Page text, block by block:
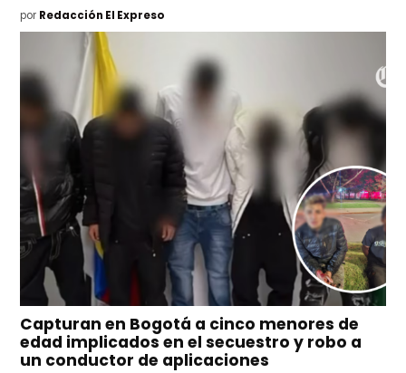
por Redacción El Expreso
Capturan en Bogotá a cinco menores de
edad implicados en el secuestro y robo a
un conductor de aplicaciones